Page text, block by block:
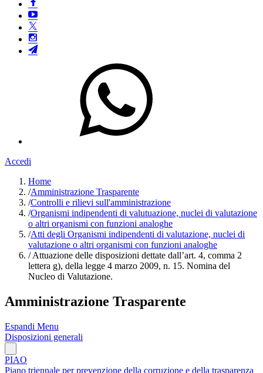
Accedi
Home
/Amministrazione Trasparente
/Controlli e rilievi sull'amministrazione
/Organismi indipendenti di valutuazione, nuclei di valutazione
o altri organismi con funzioni analoghe
/Atti degli Organismi indipendenti di valutazione, nuclei di
valutazione o altri organismi con funzioni analoghe
/Attuazione delle disposizioni dettate dall’art. 4, comma 2
lettera g), della legge 4 marzo 2009, n. 15. Nomina del
Nucleo di Valutazione.
Amministrazione Trasparente
Espandi Menu
Disposizioni generali
PIAO
Piano triennale per prevenzione della corruzione e della trasparenza